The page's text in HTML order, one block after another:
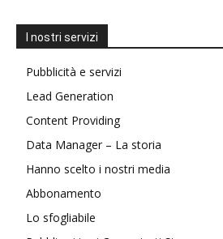
I nostri servizi
Pubblicità e servizi
Lead Generation
Content Providing
Data Manager – La storia
Hanno scelto i nostri media
Abbonamento
Lo sfogliabile